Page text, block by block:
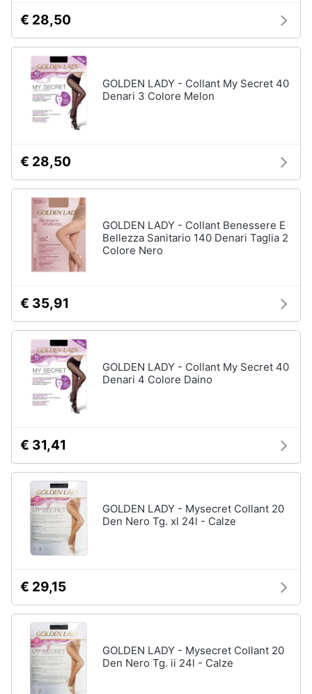
€ 28,50
GOLDEN LADY - Collant My Secret 40
Denari 3 Colore Melon
€ 28,50
GOLDEN LADY - Collant Benessere E
Bellezza Sanitario 140 Denari Taglia 2
Colore Nero
€ 35,91
GOLDEN LADY - Collant My Secret 40
Denari 4 Colore Daino
€ 31,41
GOLDEN LADY - Mysecret Collant 20
Den Nero Tg. xl 24l - Calze
€ 29,15
GOLDEN LADY - Mysecret Collant 20
Den Nero Tg. ii 24l - Calze